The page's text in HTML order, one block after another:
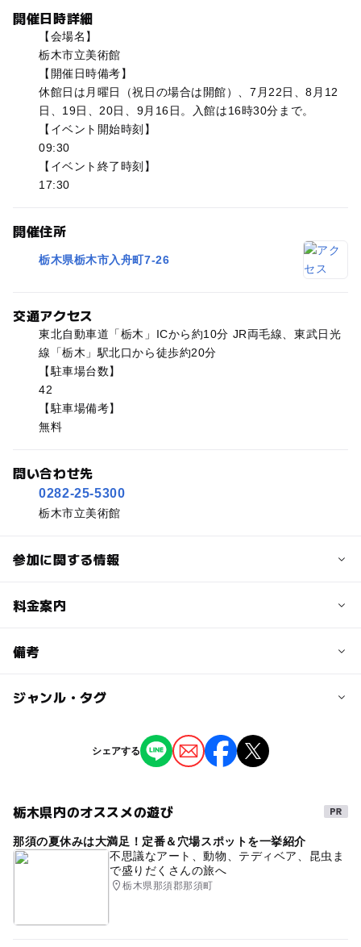
開催日時詳細
【会場名】
栃木市立美術館
【開催日時備考】
休館日は月曜日（祝日の場合は開館）、7月22日、8月12
日、19日、20日、9月16日。入館は16時30分まで。
【イベント開始時刻】
09:30
【イベント終了時刻】
17:30
開催住所
栃木県栃木市入舟町7-26
交通アクセス
東北自動車道「栃木」ICから約10分 JR両毛線、東武日光
線「栃木」駅北口から徒歩約20分
【駐車場台数】
42
【駐車場備考】
無料
問い合わせ先
0282-25-5300
栃木市立美術館
参加に関する情報
予約/応募
料金案内
料金について
備考
※掲載の情報は天候や主催者側の都合などにより変更にな
情報提供：イベントバンク
ジャンル・タグ
アートイベント・美術展 美術館のイベント
シェアする
栃木県内のオススメの遊び
那須の夏休みは大満足！定番＆穴場スポットを一挙紹介
不思議なアート、動物、テディベア、昆虫ま
で盛りだくさんの旅へ
栃木県那須郡那須町